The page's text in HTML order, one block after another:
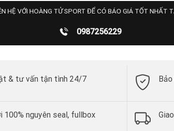
HỆ VỚI HOÀNG TỬ SPORT ĐỂ CÓ BÁO GIÁ TỐT NHẤT
0987256229
& tư vấn tận tình 24/7
100% nguyên seal, fullbox